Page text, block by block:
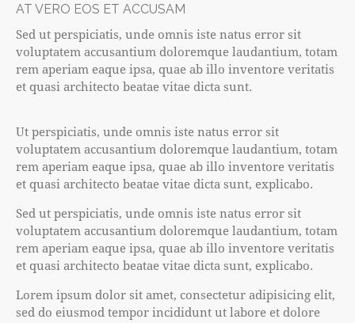
AT VERO EOS ET ACCUSAM
Sed ut perspiciatis, unde omnis iste natus error sit
voluptatem accusantium doloremque laudantium, totam
rem aperiam eaque ipsa, quae ab illo inventore veritatis
et quasi architecto beatae vitae dicta sunt.
Ut perspiciatis, unde omnis iste natus error sit
voluptatem accusantium doloremque laudantium, totam
rem aperiam eaque ipsa, quae ab illo inventore veritatis
et quasi architecto beatae vitae dicta sunt, explicabo.
Sed ut perspiciatis, unde omnis iste natus error sit
voluptatem accusantium doloremque laudantium, totam
rem aperiam eaque ipsa, quae ab illo inventore veritatis
et quasi architecto beatae vitae dicta sunt, explicabo.
Lorem ipsum dolor sit amet, consectetur adipisicing elit,
sed do eiusmod tempor incididunt ut labore et dolore